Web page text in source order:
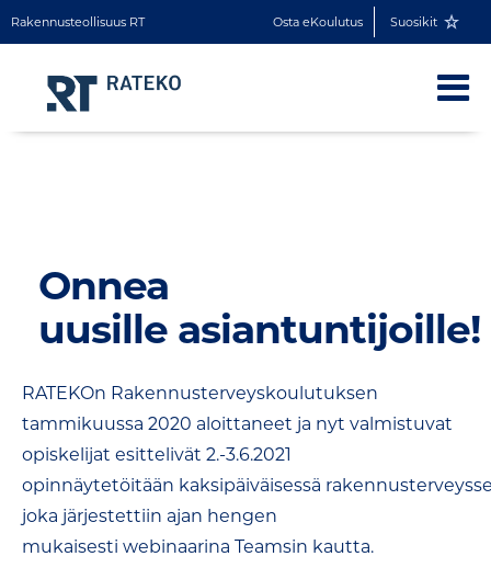
Rakennusteollisuus RT Osta eKoulutus Suosikit
Onnea
uusille asiantuntijoille!
RATEKOn Rakennusterveyskoulutuksen
tammikuussa 2020 aloittaneet ja nyt valmistuvat
opiskelijat esittelivät 2.-3.6.2021
opinnäytetöitään kaksipäiväisessä
joka järjestettiin ajan hengen
mukaisesti webinaarina Teamsin kautta.